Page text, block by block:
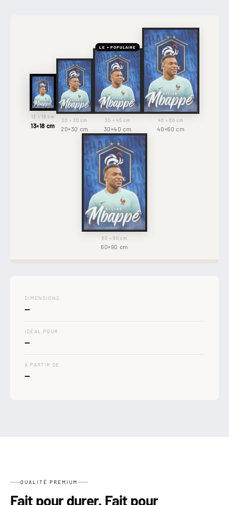
13 × 18 cm
13×18 cm
20 × 30 cm
20×30 cm
LE + POPULAIRE
30 × 40 cm
30×40 cm
40 × 60 cm
40×60 cm
60 × 90 cm
60×90 cm
DIMENSIONS
—
IDÉAL POUR
—
À PARTIR DE
—
QUALITÉ PREMIUM
Fait pour durer. Fait pour